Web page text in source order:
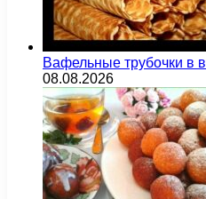
Вафельные трубочки в
08.08.2026